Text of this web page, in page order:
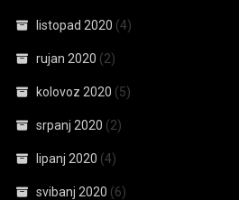
listopad 2020 (4)
rujan 2020 (2)
kolovoz 2020 (5)
srpanj 2020 (2)
lipanj 2020 (4)
svibanj 2020 (6)